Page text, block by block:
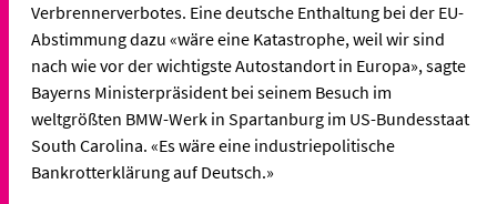
Verbrennerverbotes. Eine deutsche Enthaltung bei der EU-
Abstimmung dazu «wäre eine Katastrophe, weil wir sind
nach wie vor der wichtigste Autostandort in Europa», sagte
Bayerns Ministerpräsident bei seinem Besuch im
weltgrößten BMW-Werk in Spartanburg im US-Bundesstaat
South Carolina. «Es wäre eine industriepolitische
Bankrotterklärung auf Deutsch.»